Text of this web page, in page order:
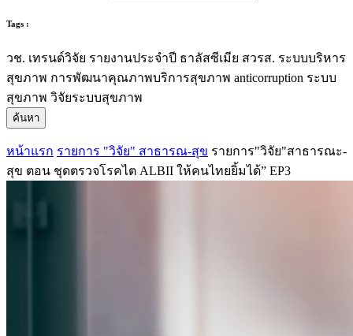
Tags :
วช. เทรนด์วิจัย รายงานประจำปี ธาลัสซีเมีย สวรส. ระบบบริหาร
สุขภาพ การพัฒนาคุณภาพบริการสุขภาพ anticorruption ระบบ
สุขภาพ วิจัยระบบสุขภาพ
ค้นหา
หน้าแรก รายการ "วิจัย" สาธารณ-สุข รายการ"วิจัย"สาธารณะ-
สุข ตอน ชุดตรวจโรคไต ALBII ให้คนไทยยิ้มได้” EP3